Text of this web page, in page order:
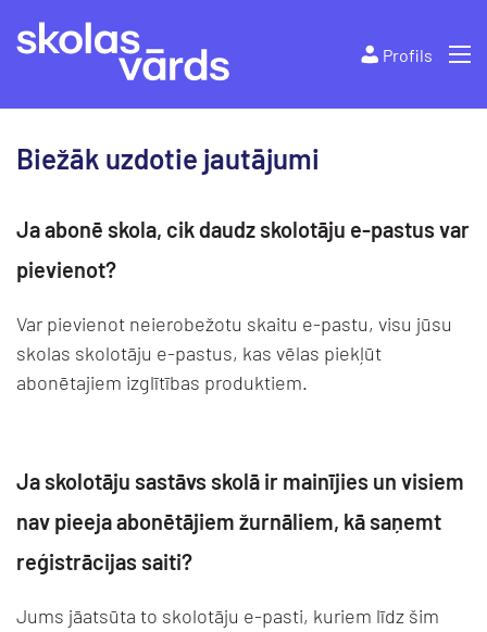
Profils
Biežāk uzdotie jautājumi
Ja abonē skola, cik daudz skolotāju e-pastus var
pievienot?
Var pievienot neierobežotu skaitu e-pastu, visu jūsu
skolas skolotāju e-pastus, kas vēlas piekļūt
abonētajiem izglītības produktiem.
Ja skolotāju sastāvs skolā ir mainījies un visiem
nav pieeja abonētājiem žurnāliem, kā saņemt
reģistrācijas saiti?
Jums jāatsūta to skolotāju e-pasti, kuriem līdz šim